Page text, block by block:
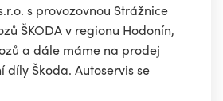
s provozovnou Strážnice
ŠKODA v regionu Hodonín,
a dále máme na prodej
Škoda. Autoservis se